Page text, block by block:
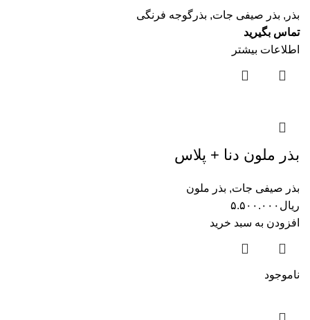
بذر , بذر صیفی جات, بذرگوجه فرنگی
تماس بگیرید
اطلاعات بیشتر
بذر ملون دنا + پلاس
بذر صیفی جات, بذر ملون
ریال ۵.۵۰۰.۰۰۰
افزودن به سبد خرید
ناموجود